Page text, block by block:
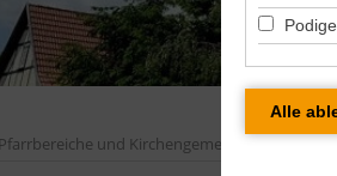
und Kirchengemeinden